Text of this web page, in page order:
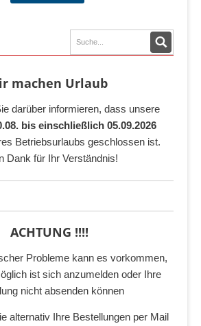
machen Urlaub
darüber informieren, dass unsere
bis einschließlich 05.09.2026
Betriebsurlaubs geschlossen ist.
Dank für Ihr Verständnis!
ACHTUNG !!!!
Probleme kann es vorkommen,
ist sich anzumelden oder Ihre
nicht absenden können
alternativ Ihre Bestellungen per Mail